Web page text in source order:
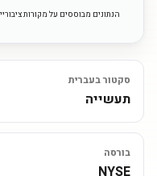
סקטור בעברית
תעשייה
בורסה
NYSE